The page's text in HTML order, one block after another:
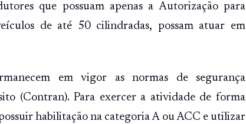
que possuam apenas a Autorização para
de até 50 cilindradas, possam atuar em
em vigor as normas de segurança
(Contran). Para exercer a atividade de forma
habilitação na categoria A ou ACC e utilizar